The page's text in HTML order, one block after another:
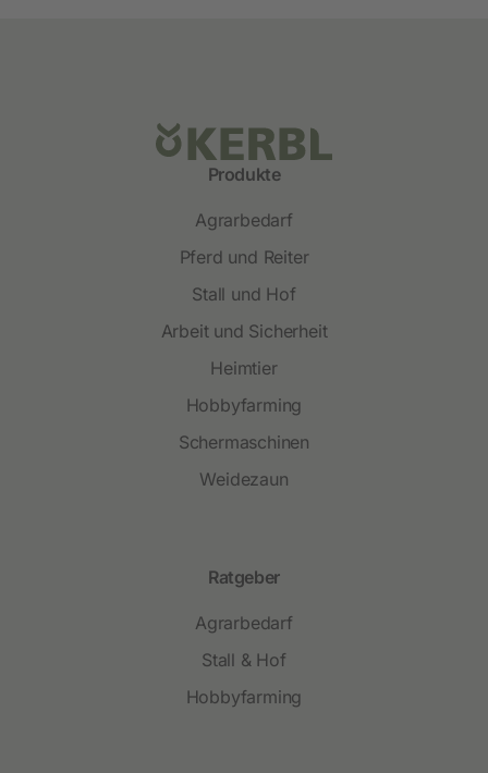
Produkte
Agrarbedarf
Pferd und Reiter
Stall und Hof
Arbeit und Sicherheit
Heimtier
Hobbyfarming
Schermaschinen
Weidezaun
Ratgeber
Agrarbedarf
Stall & Hof
Hobbyfarming